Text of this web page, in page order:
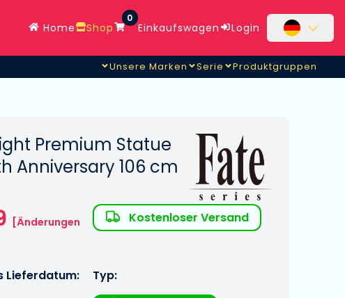
Home Shop
0
Einkaufswagen Login
Unsere Marken Serie Produktgruppen
Premium Statue
Anniversary 106 cm
[Änderungen
Kostenloser Versand
Lieferdatum:
Typ: